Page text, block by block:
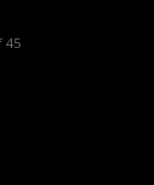
45